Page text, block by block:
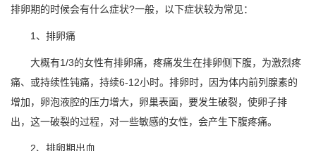
排卵期的时候会有什么症状?一般，以下症状较为常见：
1、排卵痛
大概有1/3的女性有排卵痛，疼痛发生在排卵侧下腹，为激烈疼
痛、或持续性钝痛，持续6-12小时。排卵时，因为体内前列腺素的
增加，卵泡液腔的压力增大，卵巢表面，要发生破裂，使卵子排
出，这一破裂的过程，对一些敏感的女性，会产生下腹疼痛。
2、排卵期出血